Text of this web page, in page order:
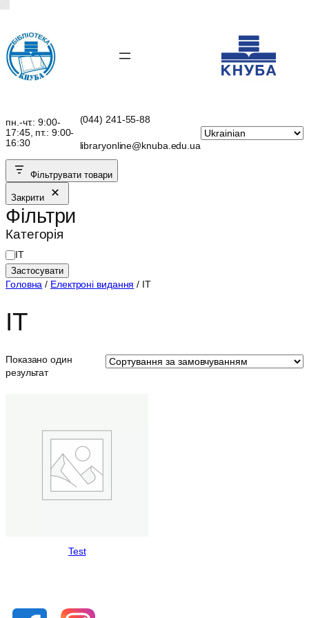
вмісту
пн.-чт.: 9:00-
17:45, пт.: 9:00-
16:30
(044) 241-55-88
libraryonline@knuba.edu.ua
Фільтрувати товари
Закрити
Фільтри
Категорія
К
а
т
р
я
ІТ
Застосувати
Головна / Електроні видання / ІТ
ІТ
Показано один
результат
Test